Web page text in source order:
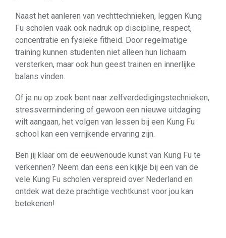
Naast het aanleren van vechttechnieken, leggen Kung
Fu scholen vaak ook nadruk op discipline, respect,
concentratie en fysieke fitheid. Door regelmatige
training kunnen studenten niet alleen hun lichaam
versterken, maar ook hun geest trainen en innerlijke
balans vinden.
Of je nu op zoek bent naar zelfverdedigingstechnieken,
stressvermindering of gewoon een nieuwe uitdaging
wilt aangaan, het volgen van lessen bij een Kung Fu
school kan een verrijkende ervaring zijn.
Ben jij klaar om de eeuwenoude kunst van Kung Fu te
verkennen? Neem dan eens een kijkje bij een van de
vele Kung Fu scholen verspreid over Nederland en
ontdek wat deze prachtige vechtkunst voor jou kan
betekenen!